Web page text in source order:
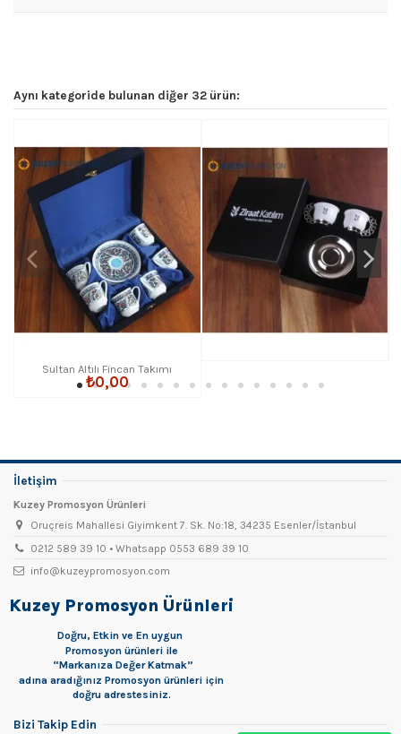
Aynı kategoride bulunan diğer 32 ürün:
Sultan Altılı Fincan Takımı
₺0,00
İletişim
Kuzey Promosyon Ürünleri
Oruçreis Mahallesi Giyimkent 7. Sk. No:18, 34235 Esenler/İstanbul
0212 589 39 10 • Whatsapp 0553 689 39 10
info@kuzeypromosyon.com
Kuzey Promosyon Ürünleri
Doğru, Etkin ve En uygun
Promosyon ürünleri ile
“Markanıza Değer Katmak”
adına aradığınız Promosyon ürünleri için
doğru adrestesiniz.
Bizi Takip Edin